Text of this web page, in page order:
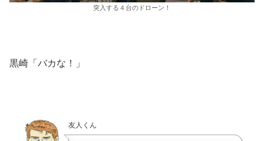
突入する４台のドローン！
黒崎「バカな！」
友人くん